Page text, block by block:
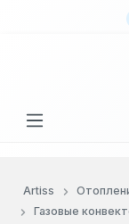
Перейти к
Artiss
Газовые